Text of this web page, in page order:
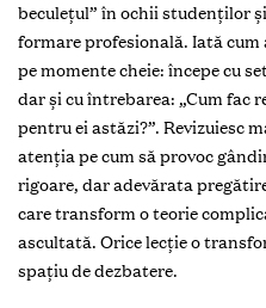
beculețul” în ochii studenților
formare profesională. Iată
pe momente cheie: începe cu
dar și cu întrebarea: „Cum fac
pentru ei astăzi?”. Revizuiesc
atenția pe cum să provoc
rigoare, dar adevărata
care transform o teorie
ascultată. Orice lecție o
spațiu de dezbatere.